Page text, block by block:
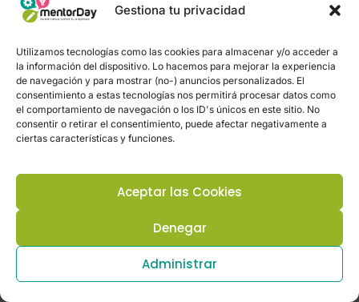
Gestiona tu privacidad
Utilizamos tecnologías como las cookies para almacenar y/o acceder a
la información del dispositivo. Lo hacemos para mejorar la experiencia
de navegación y para mostrar (no-) anuncios personalizados. El
consentimiento a estas tecnologías nos permitirá procesar datos como
el comportamiento de navegación o los ID's únicos en este sitio. No
consentir o retirar el consentimiento, puede afectar negativamente a
ciertas características y funciones.
Aceptar las Cookies
Denegar
Administrar